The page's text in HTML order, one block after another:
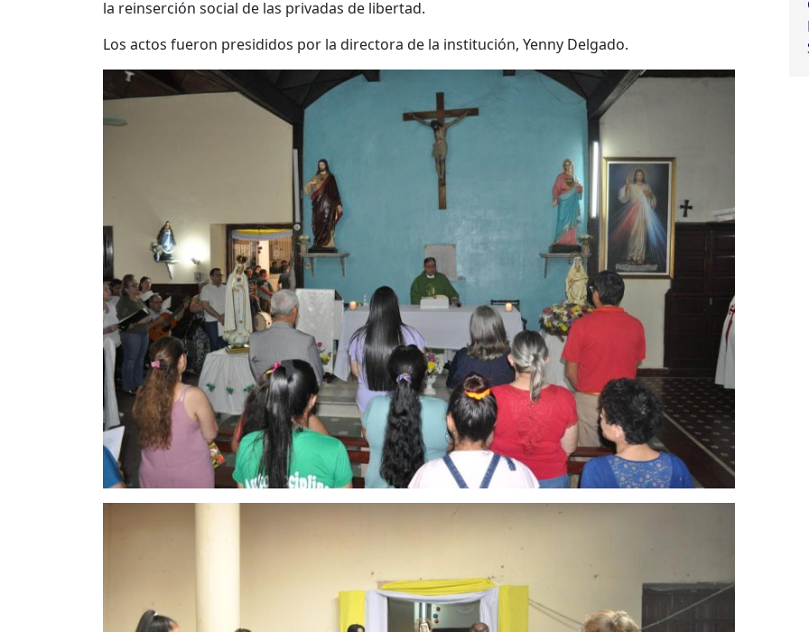
la reinserción social de las privadas de libertad.
Los actos fueron presididos por la directora de la institución, Yenny Delgado.